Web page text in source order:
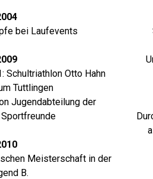
bei Laufevents
Schultriathlon Otto Hahn
Tuttlingen
Jugendabteilung der
Meisterschaft in der
B.